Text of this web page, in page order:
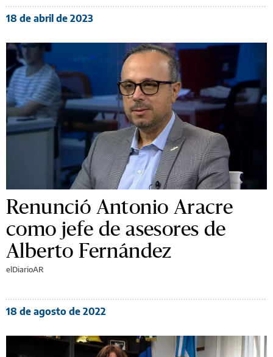
18 de abril de 2023
Renunció Antonio Aracre
como jefe de asesores de
Alberto Fernández
elDiarioAR
18 de agosto de 2022